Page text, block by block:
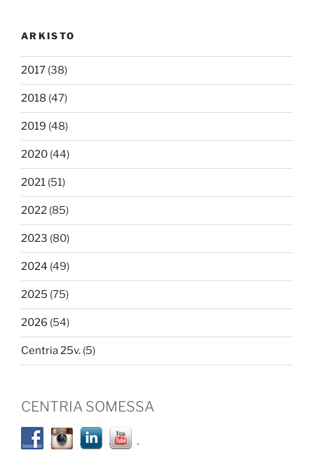
ARKISTO
2017 (38)
2018 (47)
2019 (48)
2020 (44)
2021 (51)
2022 (85)
2023 (80)
2024 (49)
2025 (75)
2026 (54)
Centria 25v. (5)
CENTRIA SOMESSA